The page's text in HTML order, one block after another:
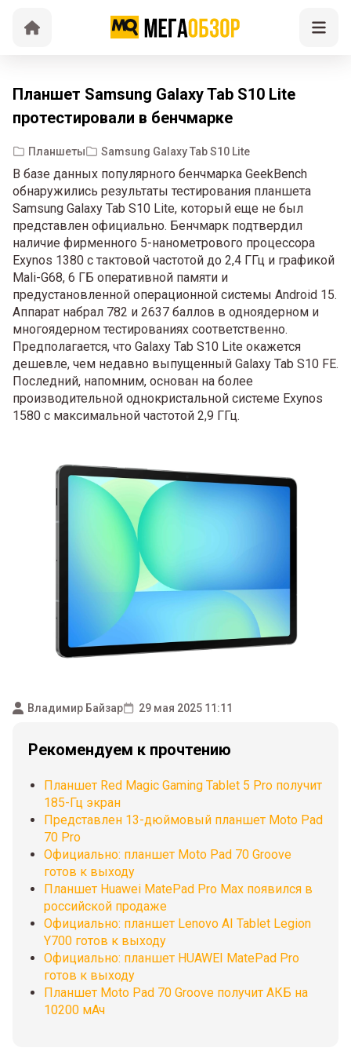
Планшет Samsung Galaxy Tab S10 Lite
протестировали в бенчмарке
Планшеты Samsung Galaxy Tab S10 Lite
В базе данных популярного бенчмарка GeekBench
обнаружились результаты тестирования планшета
Samsung Galaxy Tab S10 Lite, который еще не был
представлен официально. Бенчмарк подтвердил
наличие фирменного 5-нанометрового процессора
Exynos 1380 с тактовой частотой до 2,4 ГГц и графикой
Mali-G68, 6 ГБ оперативной памяти и
предустановленной операционной системы Android 15.
Аппарат набрал 782 и 2637 баллов в одноядерном и
многоядерном тестированиях соответственно.
Предполагается, что Galaxy Tab S10 Lite окажется
дешевле, чем недавно выпущенный Galaxy Tab S10 FE.
Последний, напомним, основан на более
производительной однокристальной системе Exynos
1580 с максимальной частотой 2,9 ГГц.
Владимир Байзар 29 мая 2025 11:11
Рекомендуем к прочтению
Планшет Red Magic Gaming Tablet 5 Pro получит
185-Гц экран
Представлен 13-дюймовый планшет Moto Pad
70 Pro
Официально: планшет Moto Pad 70 Groove
готов к выходу
Планшет Huawei MatePad Pro Max появился в
российской продаже
Официально: планшет Lenovo AI Tablet Legion
Y700 готов к выходу
Официально: планшет HUAWEI MatePad Pro
готов к выходу
Планшет Moto Pad 70 Groove получит АКБ на
10200 мАч